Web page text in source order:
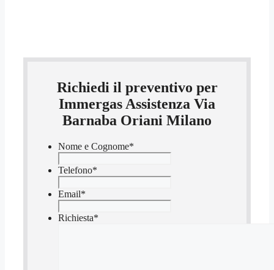
Richiedi il preventivo per
Immergas Assistenza Via
Barnaba Oriani Milano
Nome e Cognome*
Telefono*
Email*
Richiesta*